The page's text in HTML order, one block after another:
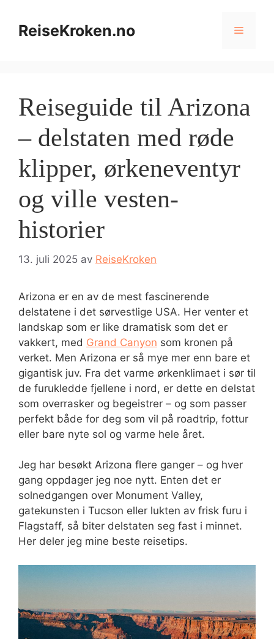
innholdReiseKroken.no Meny
Reiseguide til Arizona
– delstaten med røde
klipper, ørkeneventyr
og ville vesten-
historier
13. juli 2025 av ReiseKroken
Arizona er en av de mest fascinerende
delstatene i det sørvestlige USA. Her venter et
landskap som er like dramatisk som det er
vakkert, med Grand Canyon som kronen på
verket. Men Arizona er så mye mer enn bare et
gigantisk juv. Fra det varme ørkenklimaet i sør til
de furukledde fjellene i nord, er dette en delstat
som overrasker og begeistrer – og som passer
perfekt både for deg som vil på roadtrip, fottur
eller bare nyte sol og varme hele året.
Jeg har besøkt Arizona flere ganger – og hver
gang oppdager jeg noe nytt. Enten det er
solnedgangen over Monument Valley,
gatekunsten i Tucson eller lukten av frisk furu i
Flagstaff, så biter delstaten seg fast i minnet.
Her deler jeg mine beste reisetips.